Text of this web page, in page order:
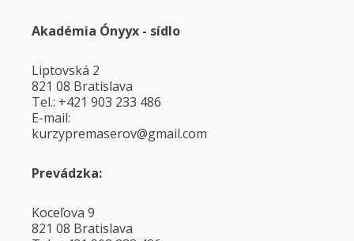
Akadémia Ónyyx - sídlo
Liptovská 2
821 08 Bratislava
Tel.: +421 903 233 486
E-mail:
moc.liamg
@voresamerpyzruk
Prevádzka:
Koceľova 9
821 08 Bratislava